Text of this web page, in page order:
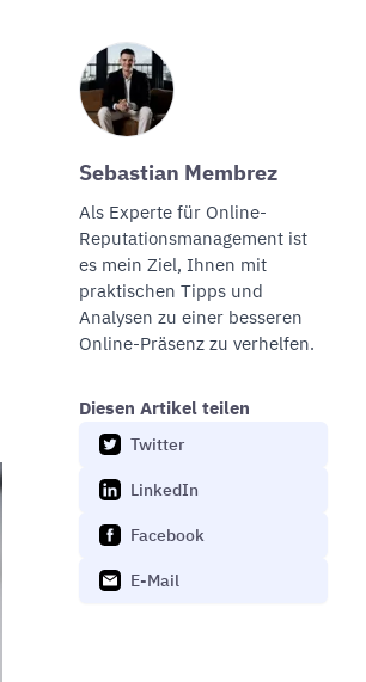
Sebastian Membrez
Als Experte für Online-
Reputationsmanagement ist
es mein Ziel, Ihnen mit
praktischen Tipps und
Analysen zu einer besseren
Online-Präsenz zu verhelfen.
Diesen Artikel teilen
Twitter
LinkedIn
Facebook
E-Mail